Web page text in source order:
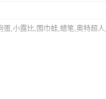
,小露比,围巾蛙,蜡笔,奥特超